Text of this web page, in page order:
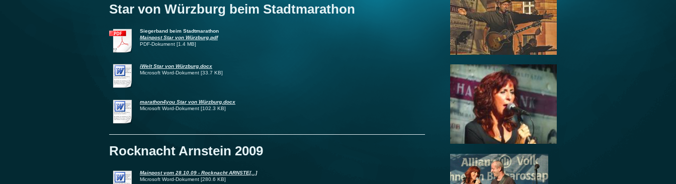
Star von Würzburg beim Stadtmarathon
Siegerband beim Stadtmarathon
Mainpost Star von Würzburg.pdf
PDF-Dokument [1.4 MB]
iWelt Star von Würzburg.docx
Microsoft Word-Dokument [33.7 KB]
marathon4you Star von Würzburg.docx
Microsoft Word-Dokument [102.3 KB]
Rocknacht Arnstein 2009
Mainpost vom 28.10.09 - Rocknacht ARNSTE[...]
Microsoft Word-Dokument [280.6 KB]